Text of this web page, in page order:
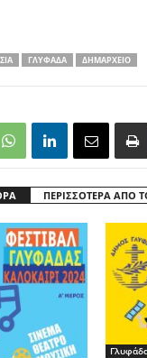
ΓΛΥΦΆΔΑ ΔΗΜΑΡΧΕΊΟ
ΠΕΡΙΣΣΟΤΕΡΑ ΑΠΟ